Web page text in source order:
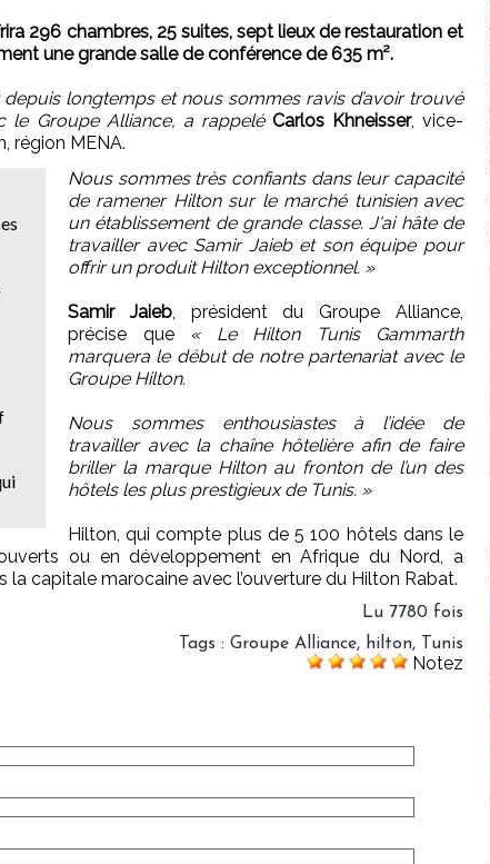
296 chambres, 25 suites, sept lieux de restauration et
une grande salle de conférence de 635 m².
depuis longtemps et nous sommes ravis d’avoir trouvé
le Groupe Alliance, a rappelé Carlos Khneisser, vice-
région MENA.
Nous sommes très confiants dans leur capacité
de ramener Hilton sur le marché tunisien avec
un établissement de grande classe. J'ai hâte de
travailler avec Samir Jaieb et son équipe pour
offrir un produit Hilton exceptionnel. »
Samir Jaieb, président du Groupe Alliance,
précise que « Le Hilton Tunis Gammarth
marquera le début de notre partenariat avec le
Groupe Hilton.
Nous sommes enthousiastes à l’idée de
travailler avec la chaîne hôtelière afin de faire
briller la marque Hilton au fronton de l’un des
hôtels les plus prestigieux de Tunis. »
Hilton, qui compte plus de 5 100 hôtels dans le
ou en développement en Afrique du Nord, a
capitale marocaine avec l’ouverture du Hilton Rabat.
Lu 7780 fois
Tags : Groupe Alliance, hilton, Tunis
Notez